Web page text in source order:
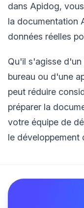
dans Apidog,
la documentation
données réelles
Qu'il s'agisse
bureau ou d'une
peut réduire
préparer la
votre équipe de
le développement